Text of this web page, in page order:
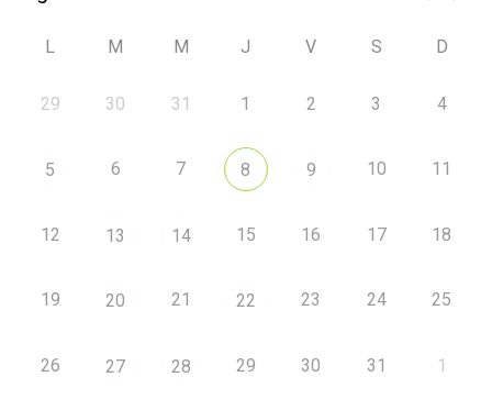
L M M J V S D
29 30 31 1 2 3 4
5 6 7 8 9 10 11
12 13 14 15 16 17 18
19 20 21 22 23 24 25
26 27 28 29 30 31 1